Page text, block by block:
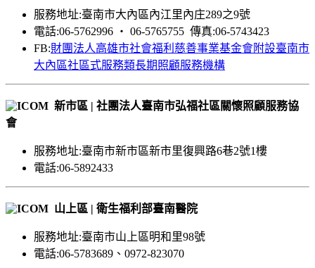
服務地址:臺南市大內區內江里內庄289之9號
電話:06-5762996 ‧ 06-5765755 傳真:06-5743423
FB:財團法人高雄市社會福利慈善事業基金會附設臺南市
大內區社區式服務類長期照顧服務機構
新市區 | 社團法人臺南市弘福社區關懷照顧服務協
會
服務地址:臺南市新市區新市里復興路6巷2號1樓
電話:06-5892433
山上區 | 衛生福利部臺南醫院
服務地址:臺南市山上區明和里98號
電話:06-5783689、0972-823070